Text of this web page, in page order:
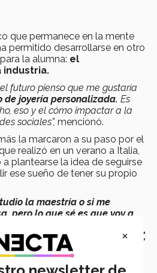
que permanece en la mente
permitido desarrollarse en otro
la alumna: el
industria.
futuro pienso que me gustaría
de joyería personalizada. Es
eso y el cómo impactar a la
sociales”, mencionó.
la marcaron a su paso por el
realizó en un verano a Italia,
plantearse la idea de seguirse
ese sueño de tener su propio
la maestría o si me
pero lo que sé es que voy a
Jardín de las Carreras, el
esos lugares con mis amigos”,
×